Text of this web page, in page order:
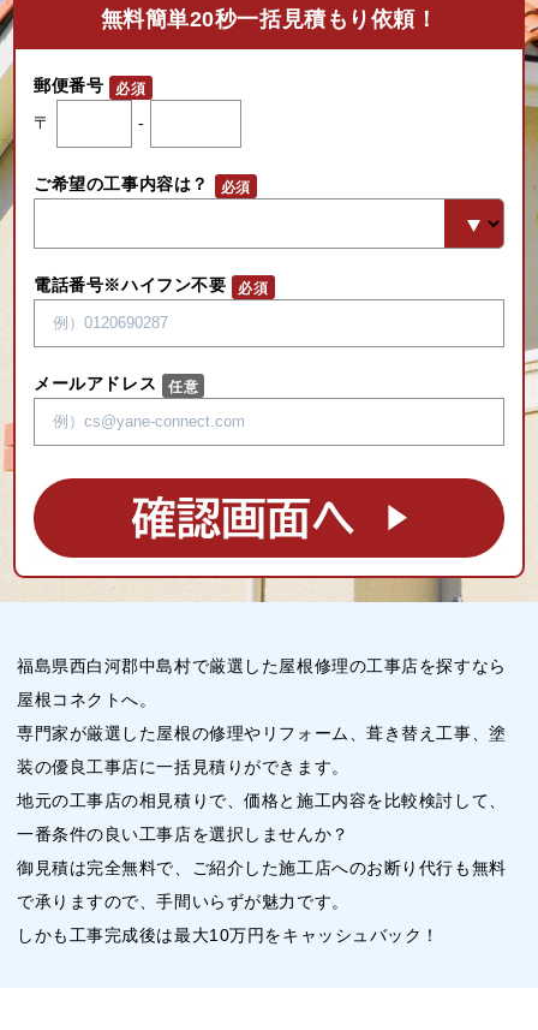
無料簡単20秒一括見積もり依頼！
郵便番号
〒
-
ご希望の工事内容は？
電話番号※ハイフン不要
メールアドレス
福島県西白河郡中島村で厳選した屋根修理の工事店を探すなら
屋根コネクトへ。
専門家が厳選した屋根の修理やリフォーム、葺き替え工事、塗
装の優良工事店に一括見積りができます。
地元の工事店の相見積りで、価格と施工内容を比較検討して、
一番条件の良い工事店を選択しませんか？
御見積は完全無料で、ご紹介した施工店へのお断り代行も無料
で承りますので、手間いらずが魅力です。
しかも工事完成後は最大10万円をキャッシュバック！